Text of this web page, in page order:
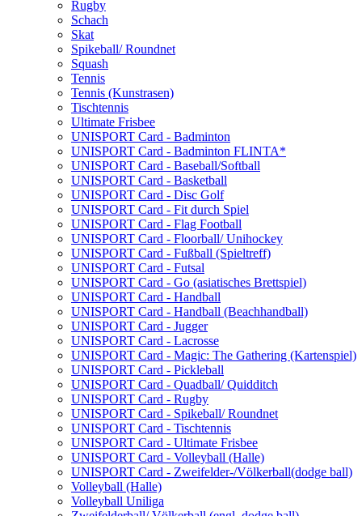
Rugby
Schach
Skat
Spikeball/ Roundnet
Squash
Tennis
Tennis (Kunstrasen)
Tischtennis
Ultimate Frisbee
UNISPORT Card - Badminton
UNISPORT Card - Badminton FLINTA*
UNISPORT Card - Baseball/Softball
UNISPORT Card - Basketball
UNISPORT Card - Disc Golf
UNISPORT Card - Fit durch Spiel
UNISPORT Card - Flag Football
UNISPORT Card - Floorball/ Unihockey
UNISPORT Card - Fußball (Spieltreff)
UNISPORT Card - Futsal
UNISPORT Card - Go (asiatisches Brettspiel)
UNISPORT Card - Handball
UNISPORT Card - Handball (Beachhandball)
UNISPORT Card - Jugger
UNISPORT Card - Lacrosse
UNISPORT Card - Magic: The Gathering (Kartenspiel)
UNISPORT Card - Pickleball
UNISPORT Card - Quadball/ Quidditch
UNISPORT Card - Rugby
UNISPORT Card - Spikeball/ Roundnet
UNISPORT Card - Tischtennis
UNISPORT Card - Ultimate Frisbee
UNISPORT Card - Volleyball (Halle)
UNISPORT Card - Zweifelder-/Völkerball(dodge ball)
Volleyball (Halle)
Volleyball Uniliga